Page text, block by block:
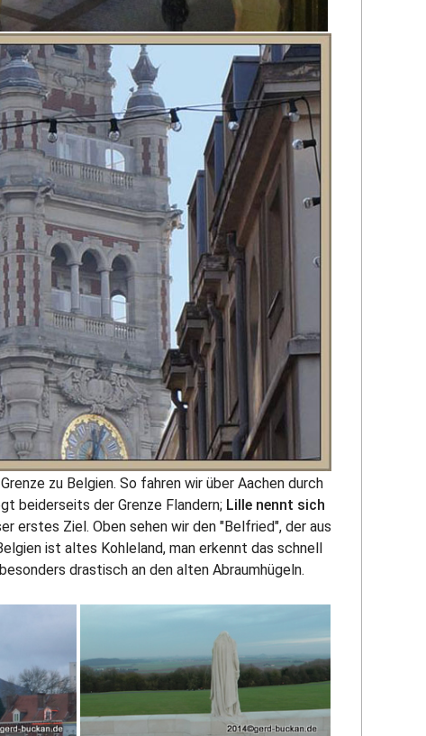
zu Belgien. So fahren wir über Aachen durch
beiderseits der Grenze Flandern; Lille nennt sich
erstes Ziel. Oben sehen wir den "Belfried", der aus
ist altes Kohleland, man erkennt das schnell
drastisch an den alten Abraumhügeln.